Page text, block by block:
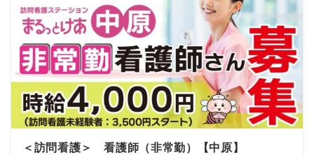
＜訪問看護＞ 看護師（非常勤）【中原】